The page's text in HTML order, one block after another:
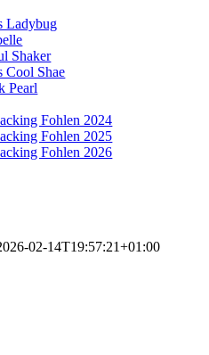
Ladybug
Shaker
Cool Shae
Pearl
Fohlen 2024
Fohlen 2025
Fohlen 2026
02-14T19:57:21+01:00